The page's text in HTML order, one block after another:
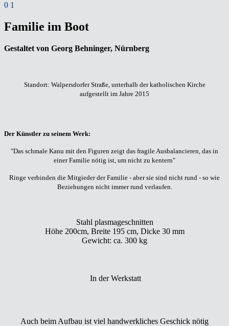
0 1
Familie im Boot
Gestaltet von Georg Behninger, Nürnberg
Standort: Walpersdorfer Straße, unterhalb der katholischen Kirche
aufgestellt im Jahre 2015
Der Künstler zu seinem Werk:
"Das schmale Kanu mit den Figuren zeigt das fragile Ausbalancieren, das in
einer Familie nötig ist, um nicht zu kentern"
Ringe verbinden die Mitgieder der Familie - aber sie sind nicht rund - so wie
Beziehungen nicht immer rund verlaufen.
Stahl plasmageschnitten
Höhe 200cm, Breite 195 cm, Dicke 30 mm
Gewicht: ca. 300 kg
In der Werkstatt
Auch beim Aufbau ist viel handwerkliches Geschick nötig